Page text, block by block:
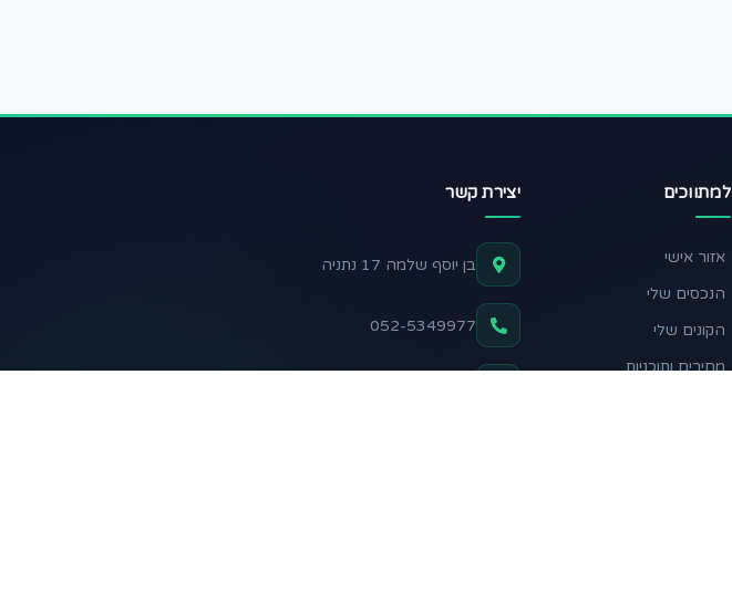
למתווכים
אזור אישי
הנכסים שלי
הקונים שלי
מחירים ותוכניות
יצירת קשר
בן יוסף שלמה 17 נתניה
052-5349977